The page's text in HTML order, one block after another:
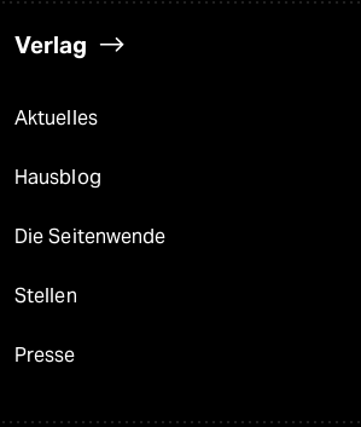
Verlag
Aktuelles
Hausblog
Die Seitenwende
Stellen
Presse